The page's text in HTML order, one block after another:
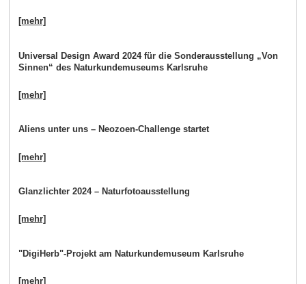
[mehr]
Universal Design Award 2024 für die Sonderausstellung „Von
Sinnen“ des Naturkundemuseums Karlsruhe
[mehr]
Aliens unter uns – Neozoen-Challenge startet
[mehr]
Glanzlichter 2024 – Naturfotoausstellung
[mehr]
"DigiHerb"-Projekt am Naturkundemuseum Karlsruhe
[mehr]